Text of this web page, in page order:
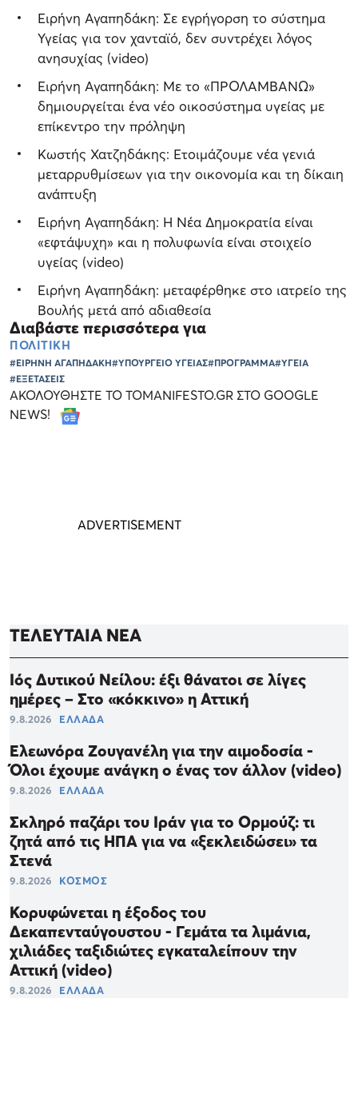
Ειρήνη Αγαπηδάκη: Σε εγρήγορση το σύστημα
Υγείας για τον χανταϊό, δεν συντρέχει λόγος
ανησυχίας (video)
Ειρήνη Αγαπηδάκη: Με το «ΠΡΟΛΑΜΒΑΝΩ»
δημιουργείται ένα νέο οικοσύστημα υγείας με
επίκεντρο την πρόληψη
Κωστής Χατζηδάκης: Ετοιμάζουμε νέα γενιά
μεταρρυθμίσεων για την οικονομία και τη δίκαιη
ανάπτυξη
Ειρήνη Αγαπηδάκη: Η Νέα Δημοκρατία είναι
«εφτάψυχη» και η πολυφωνία είναι στοιχείο
υγείας (video)
Ειρήνη Αγαπηδάκη: μεταφέρθηκε στο ιατρείο της
Βουλής μετά από αδιαθεσία
Διαβάστε περισσότερα για
ΠΟΛΙΤΙΚΗ
#ΕΙΡΗΝΗ ΑΓΑΠΗΔΑΚΗ#ΥΠΟΥΡΓΕΙΟ ΥΓΕΙΑΣ#ΠΡΟΓΡΑΜΜΑ#ΥΓΕΙΑ
#ΕΞΕΤΑΣΕΙΣ
ΑΚΟΛΟΥΘΗΣΤΕ ΤΟ TOMANIFESTO.GR ΣΤΟ GOOGLE
NEWS!
ΤΕΛΕΥΤΑΙΑ ΝΕΑ
Ιός Δυτικού Νείλου: έξι θάνατοι σε λίγες
ημέρες – Στο «κόκκινο» η Αττική
9.8.2026 ΕΛΛΑΔΑ
Ελεωνόρα Ζουγανέλη για την αιμοδοσία -
Όλοι έχουμε ανάγκη ο ένας τον άλλον (video)
9.8.2026 ΕΛΛΑΔΑ
Σκληρό παζάρι του Ιράν για το Ορμούζ: τι
ζητά από τις ΗΠΑ για να «ξεκλειδώσει» τα
Στενά
9.8.2026 ΚΟΣΜΟΣ
Κορυφώνεται η έξοδος του
Δεκαπενταύγουστου - Γεμάτα τα λιμάνια,
χιλιάδες ταξιδιώτες εγκαταλείπουν την
Αττική (video)
9.8.2026 ΕΛΛΑΔΑ